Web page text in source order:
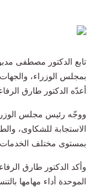
تابع الدكتور مصطفى
بمجلس الوزراء،
أعدّه الدكتور طارق
ووجّه رئيس مجلس
الاستجابة للشكاوى،
بمستوى مختلف الخدمات
وأكد الدكتور طارق
الموحدة أداء مهامها